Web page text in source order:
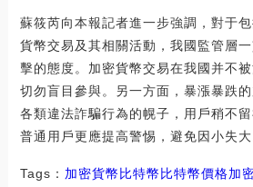
蘇筱芮向本報記者進一步強調，對于
貨幣交易及其相關活動，我國監管層
擊的態度。加密貨幣交易在我國并不
切勿盲目參與。另一方面，暴漲暴跌
各類違法詐騙行為的幌子，用戶稍不留
普通用戶更應提高警惕，避免因小失大
Tags： 加密貨幣 比特幣 比特幣價格加